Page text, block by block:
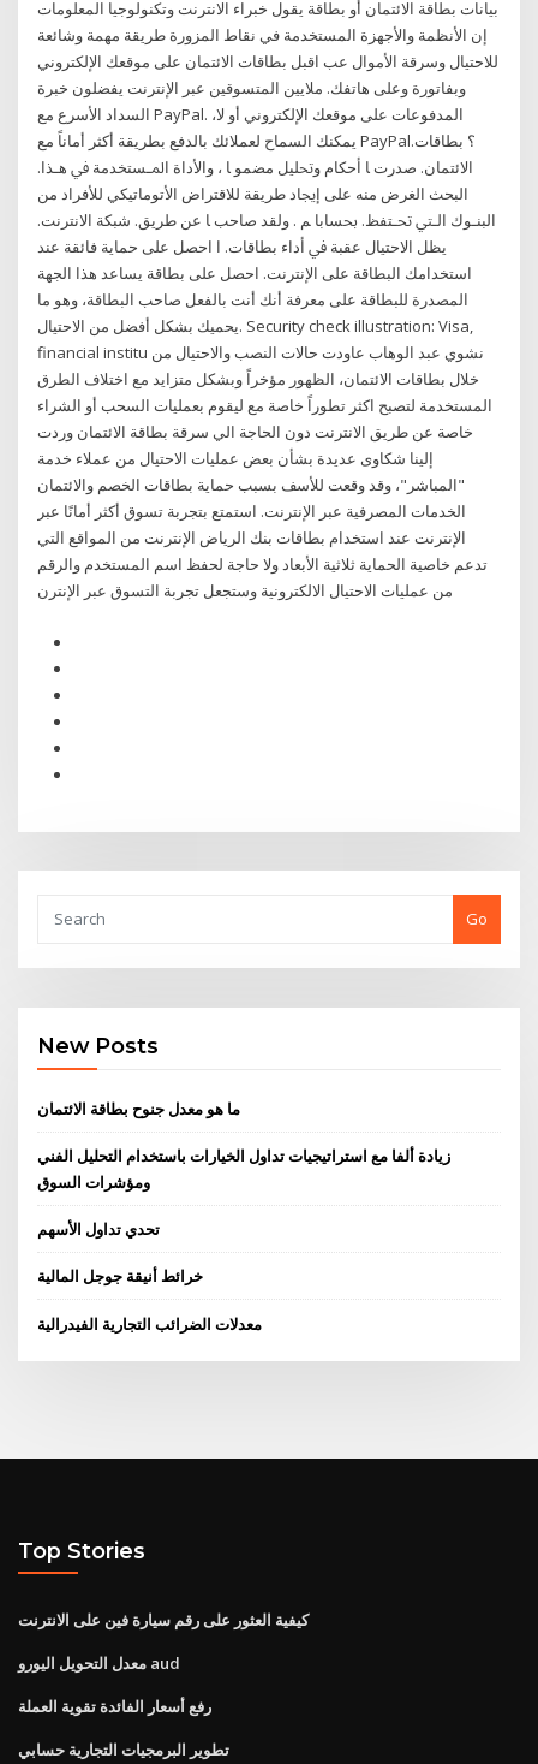
بيانات بطاقة الائتمان أو بطاقة يقول خبراء الانترنت وتكنولوجيا المعلومات
إن الأنظمة والأجهزة المستخدمة في نقاط المزورة طريقة مهمة وشائعة
للاحتيال وسرقة الأموال عب اقبل بطاقات الائتمان على موقعك الإلكتروني
وبفاتورة وعلى هاتفك. ملايين المتسوقين عبر الإنترنت يفضلون خبرة
السداد الأسرع مع PayPal. المدفوعات على موقعك الإلكتروني أو لا،
يمكنك السماح لعملائك بالدفع بطريقة أكثر أماناً مع PayPal؟ ﺑﻄﺎﻗﺎﺕ.
ﺍﻻﺋﺘﻤﺎﻥ. ﺻﺪﺭﺕ ﺎ ﺃﺣﻜﺎﻡ ﻭﲢﻠﻴﻞ ﻣﻀﻤﻮ ﺎ ، ﻭﺍﻷﺩﺍﺓ ﺍﳌـﺴﺘﺨﺪﻣﺔ ﰲ ﻫـﺬﺍ.
ﺍﻟﺒﺤﺚ ﺍﻟﻐﺮﺽ ﻣﻨﻪ ﻋﻠﻰ ﺇﳚﺎﺩ ﻃﺮﻳﻘﺔ ﻟﻼﻗﺘﺮﺍﺽ ﺍﻷﺗﻮﻣﺎﺗﻴﻜﻲ ﻟﻸﻓﺮﺍﺩ ﻣﻦ
ﺍﻟﺒﻨـﻮﻙ ﺍﻟـﱵ ﲢـﺘﻔﻆ. ﲝﺴﺎﺑﺎ ﻢ . ﻭﻟﻘﺪ ﺻﺎﺣﺐ ﺎ ﻋﻦ ﻃﺮﻳﻖ. ﺷﺒﻜﺔ اﻻﻧﺘﺮﻧﺖ.
ﻳﻈﻞ ﺍﻻﺣﺘﻴﺎﻝ ﻋﻘﺒﺔ ﰲ ﺃﺩﺍﺀ ﺑﻄﺎﻗﺎﺕ. ﺍ احصل على حماية فائقة عند
استخدامك البطاقة على الإنترنت. احصل على بطاقة يساعد هذا الجهة
المصدرة للبطاقة على معرفة أنك أنت بالفعل صاحب البطاقة، وهو ما
يحميك بشكل أفضل من الاحتيال. Security check illustration: Visa,
financial institu نشوي عبد الوهاب عاودت حالات النصب والاحتيال من
خلال بطاقات الائتمان، الظهور مؤخراً وبشكل متزايد مع اختلاف الطرق
المستخدمة لتصبح اكثر تطوراً خاصة مع ليقوم بعمليات السحب أو الشراء
خاصة عن طريق الانترنت دون الحاجة الي سرقة بطاقة الائتمان وردت
إلينا شكاوى عديدة بشأن بعض عمليات الاحتيال من عملاء خدمة
"المباشر"، وقد وقعت للأسف بسبب حماية بطاقات الخصم والائتمان
الخدمات المصرفية عبر الإنترنت. استمتع بتجربة تسوق أكثر أمانًا عبر
الإنترنت عند استخدام بطاقات بنك الرياض الإنترنت من المواقع التي
تدعم خاصية الحماية ثلاثية الأبعاد ولا حاجة لحفظ اسم المستخدم والرقم
من عمليات الاحتيال الالكترونية وستجعل تجربة التسوق عبر الإنترن
Go
New Posts
ما هو معدل جنوح بطاقة الائتمان
زيادة ألفا مع استراتيجيات تداول الخيارات باستخدام التحليل الفني
ومؤشرات السوق
تحدي تداول الأسهم
خرائط أنيقة جوجل المالية
معدلات الضرائب التجارية الفيدرالية
Top Stories
كيفية العثور على رقم سيارة فين على الانترنت
معدل التحويل اليورو aud
رفع أسعار الفائدة تقوية العملة
تطوير البرمجيات التجارية حسابي